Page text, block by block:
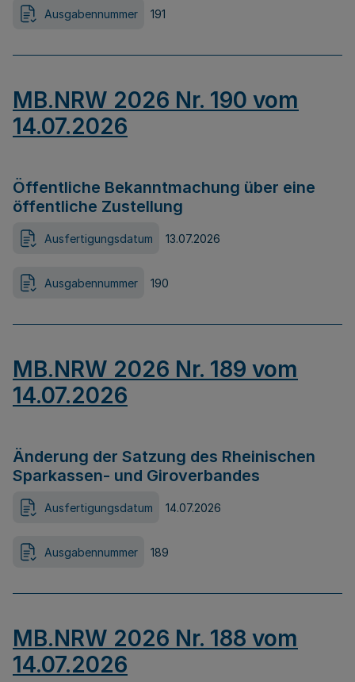
Ausgabennummer 191
MB.NRW 2026 Nr. 190 vom
14.07.2026
Öffentliche Bekanntmachung über eine
öffentliche Zustellung
Ausfertigungsdatum 13.07.2026
Ausgabennummer 190
MB.NRW 2026 Nr. 189 vom
14.07.2026
Änderung der Satzung des Rheinischen
Sparkassen- und Giroverbandes
Ausfertigungsdatum 14.07.2026
Ausgabennummer 189
MB.NRW 2026 Nr. 188 vom
14.07.2026